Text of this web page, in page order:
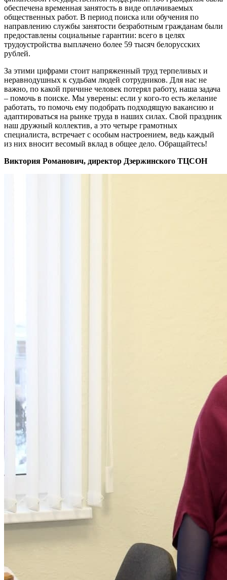
обеспечена временная занятость в виде оплачиваемых
общественных работ. В период поиска или обучения по
направлению службы занятости безработным гражданам были
предоставлены социальные гарантии: всего в целях
трудоустройства выплачено более 59 тысяч белорусских
рублей.
За этими цифрами стоит напряженный труд терпеливых и
неравнодушных к судьбам людей сотрудников. Для нас не
важно, по какой причине человек потерял работу, наша задача
– помочь в поиске. Мы уверены: если у кого-то есть желание
работать, то помочь ему подобрать подходящую вакансию и
адаптироваться на рынке труда в наших силах. Свой праздник
наш дружный коллектив, а это четыре грамотных
специалиста, встречает с особым настроением, ведь каждый
из них вносит весомый вклад в общее дело. Обращайтесь!
Виктория Романович, директор Дзержинского ТЦСОН